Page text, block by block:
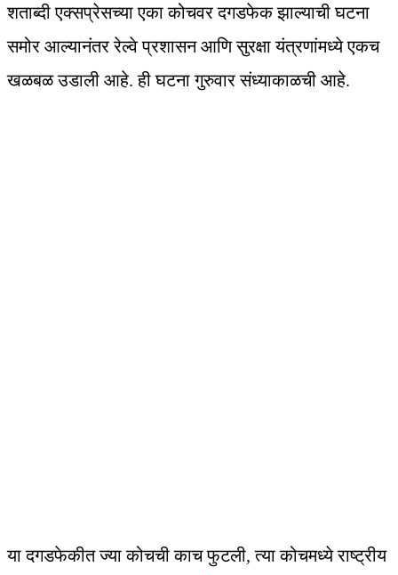
शताब्दी एक्सप्रेसच्या एका कोचवर दगडफेक झाल्याची घटना
समोर आल्यानंतर रेल्वे प्रशासन आणि सुरक्षा यंत्रणांमध्ये एकच
खळबळ उडाली आहे. ही घटना गुरुवार संध्याकाळची आहे.
या दगडफेकीत ज्या कोचची काच फुटली, त्या कोचमध्ये राष्ट्रीय